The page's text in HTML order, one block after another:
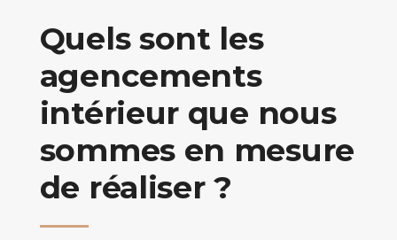
Quels sont les
agencements
intérieur que nous
sommes en mesure
de réaliser ?